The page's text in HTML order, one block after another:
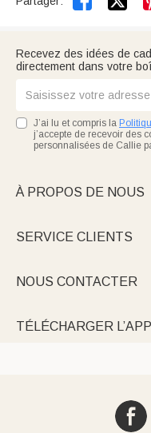
Recevez des idées de
directement dans votre
J’ai lu et compris la
j’accepte de recevoir des
personnalisées de Callie
À PROPOS DE NOUS
SERVICE CLIENTS
NOUS CONTACTER
TÉLÉCHARGER